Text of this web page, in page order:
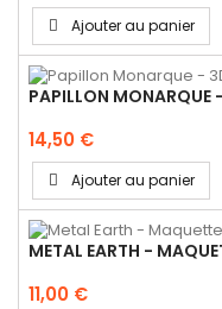
Ajouter au panier
PAPILLON MONARQUE
14,50 €
Ajouter au panier
METAL EARTH -
11,00 €